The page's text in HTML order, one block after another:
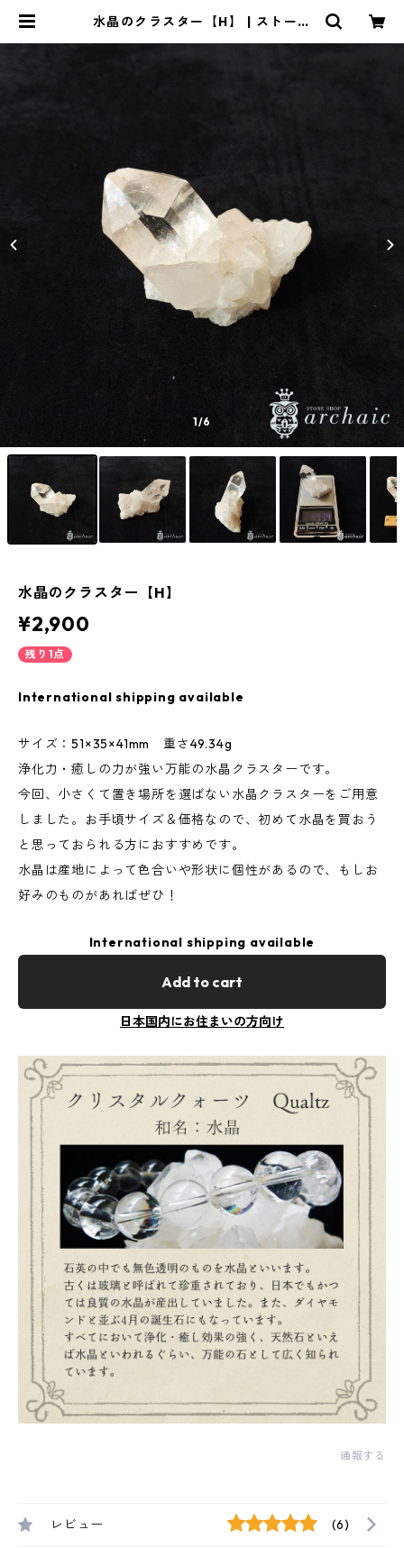
水晶のクラスター【H】 | ストーン
1/6
水晶のクラスター【H】
¥2,900
残り1点
International shipping available
サイズ：51×35×41mm 重さ49.34g
浄化力・癒しの力が強い万能の水晶クラスターです。
今回、小さくて置き場所を選ばない水晶クラスターをご用意
しました。お手頃サイズ＆価格なので、初めて水晶を買おう
と思っておられる方におすすめです。
水晶は産地によって色合いや形状に個性があるので、もしお
好みのものがあればぜひ！
International shipping available
Add to cart
日本国内にお住まいの方向け
通報する
レビュー (6)